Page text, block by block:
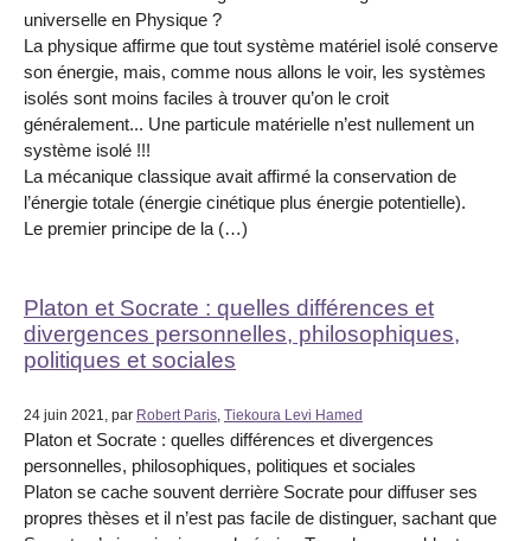
universelle en Physique ?
La physique affirme que tout système matériel isolé conserve
son énergie, mais, comme nous allons le voir, les systèmes
isolés sont moins faciles à trouver qu’on le croit
généralement... Une particule matérielle n’est nullement un
système isolé !!!
La mécanique classique avait affirmé la conservation de
l’énergie totale (énergie cinétique plus énergie potentielle).
Le premier principe de la (…)
Platon et Socrate : quelles différences et
divergences personnelles, philosophiques,
politiques et sociales
24 juin 2021, par Robert Paris Tiekoura Levi Hamed
Platon et Socrate : quelles différences et divergences
personnelles, philosophiques, politiques et sociales
Platon se cache souvent derrière Socrate pour diffuser ses
propres thèses et il n’est pas facile de distinguer, sachant que